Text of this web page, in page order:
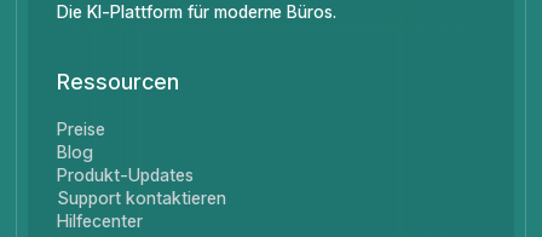
Die KI-Plattform für moderne Büros.
Ressourcen
Preise
Blog
Produkt-Updates
Support kontaktieren
Hilfecenter